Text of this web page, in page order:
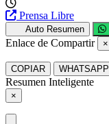
Prensa Libre
Auto Resumen
Enlace de Compartir ×
COPIAR WHATSAPP
Resumen Inteligente
×